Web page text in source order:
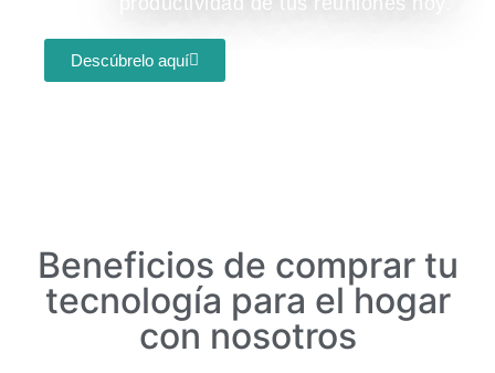
Descúbrelo aquí
Beneficios de comprar tu
tecnología para el hogar
con nosotros